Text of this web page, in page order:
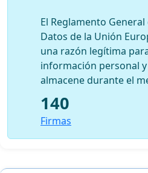
El Reglamento
Datos de la Unión
una razón legítima
información personal
almacene durante el
140
Firmas